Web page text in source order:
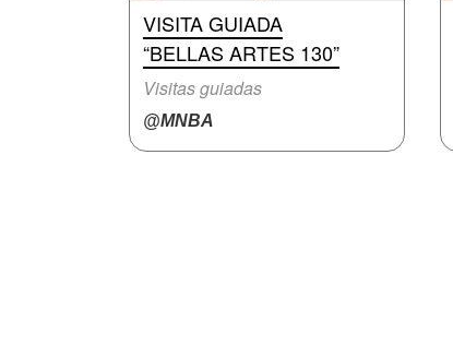
VISITA GUIADA
“BELLAS ARTES 130”
Visitas guiadas
@MNBA